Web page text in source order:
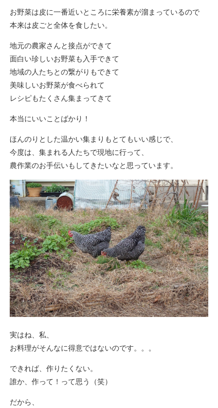
お野菜は皮に一番近いところに栄養素が溜まっているので
本来は皮ごと全体を食したい。
地元の農家さんと接点ができて
面白い珍しいお野菜も入手できて
地域の人たちとの繋がりもできて
美味しいお野菜が食べられて
レシピもたくさん集まってきて
本当にいいことばかり！
ほんのりとした温かい集まりもとてもいい感じで、
今度は、集まれる人たちで現地に行って、
農作業のお手伝いもしてきたいなと思っています。
実はね、私、
お料理がそんなに得意ではないのです。。。
できれば、作りたくない。
誰か、作って！って思う（笑）
だから、